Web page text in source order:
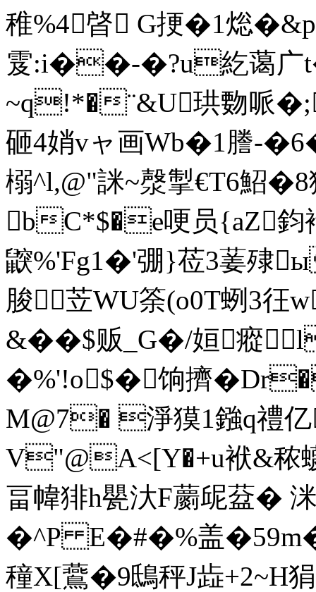
稚%4晵 G挭�1焧
雭:i��-�?u紇蔼广
~q!*�¨&U珙覅哌
砸4娋vャ画Wb�1謄-
榒^l,@"詸~漀掣€T6鮉
bC*$�e哽员{aZ鈞
鼵%'Fg1�'弸}莅3葁殔
脧苙WU筡(o0T蛚3彺
&��$贩_G�/姮瘲
�%'!o$�饷擠�
M@7� 淨獏1鏹q禮
V"@A<[Y�+u袱&秾
畐幃猅h甖汏F蘮屔葐�
�^Ρ E�#�%盖
穜X[鷰�9鴟秤J歮+2~H